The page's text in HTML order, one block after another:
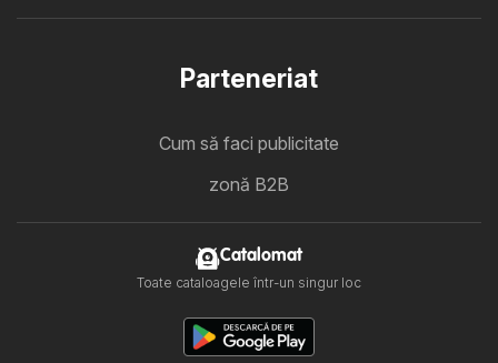
Parteneriat
Cum să faci publicitate
zonă B2B
Catalomat
Toate cataloagele într-un singur loc